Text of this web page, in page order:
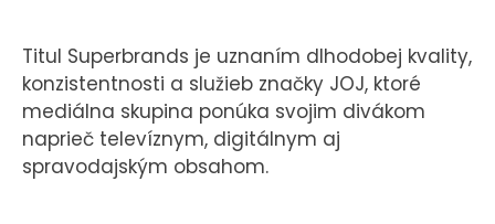
Titul Superbrands je uznaním dlhodobej kvality,
konzistentnosti a služieb značky JOJ, ktoré
mediálna skupina ponúka svojim divákom
naprieč televíznym, digitálnym aj
spravodajským obsahom.